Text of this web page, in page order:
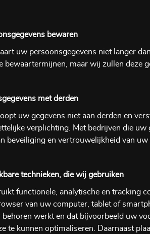
bewaren
uw persoonsgegevens niet langer
bewaartermijnen, maar wij zullen deze
met derden
uw gegevens niet aan derden en
verplichting. Met bedrijven die
beveiliging en vertrouwelijkheid van uw
technieken, die wij gebruiken
functionele, analytische en tracking
van uw computer, tablet of
behoren werkt en dat bijvoorbeeld uw
te kunnen optimaliseren. Daarnaast